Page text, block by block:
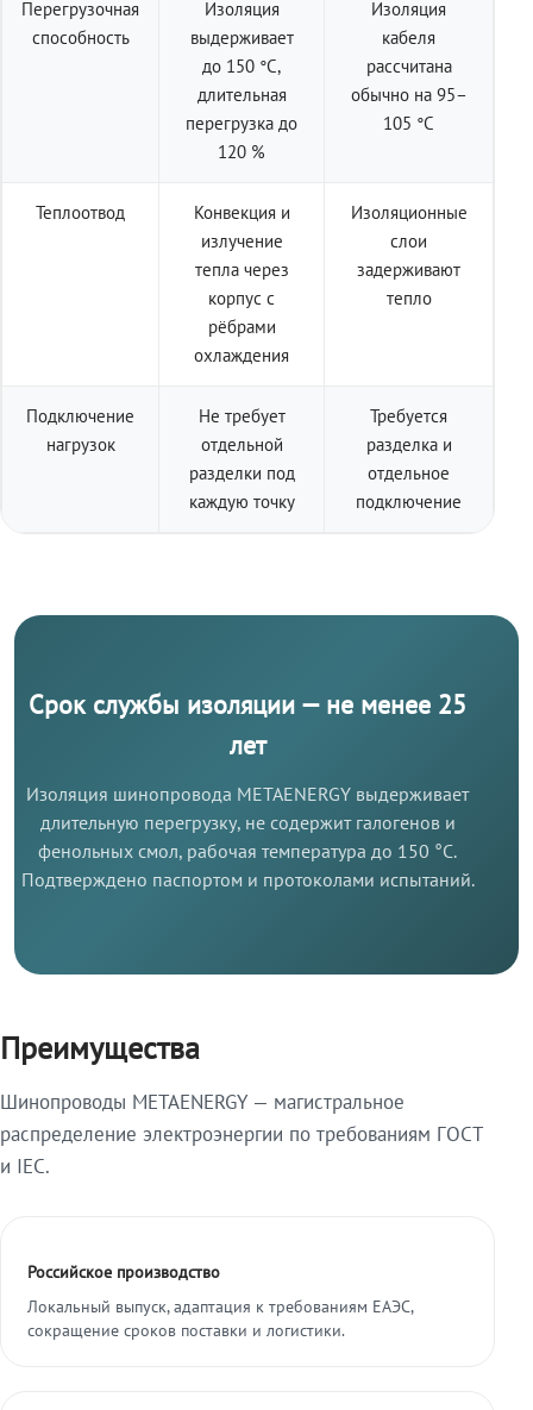
Перегрузочная
способность
Изоляция
выдерживает
до 150 °C,
длительная
перегрузка до
120 %
Изоляция
кабеля
рассчитана
обычно на 95–
105 °C
Теплоотвод
Конвекция и
излучение
тепла через
корпус с
рёбрами
охлаждения
Изоляционные
слои
задерживают
тепло
Подключение
нагрузок
Не требует
отдельной
разделки под
каждую точку
Требуется
разделка и
отдельное
подключение
Срок службы изоляции — не менее 25
лет
Изоляция шинопровода METAENERGY выдерживает
длительную перегрузку, не содержит галогенов и
фенольных смол, рабочая температура до 150 °C.
Подтверждено паспортом и протоколами испытаний.
Преимущества
Шинопроводы METAENERGY — магистральное
распределение электроэнергии по требованиям ГОСТ
и IEC.
Российское производство
Локальный выпуск, адаптация к требованиям ЕАЭС,
сокращение сроков поставки и логистики.